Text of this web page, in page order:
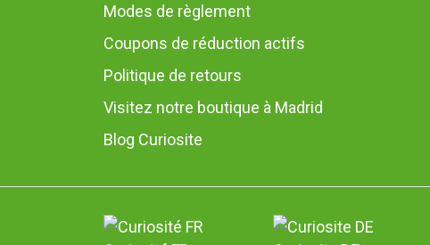
Modes de règlement
Coupons de réduction actifs
Politique de retours
Visitez notre boutique à Madrid
Blog Curiosite